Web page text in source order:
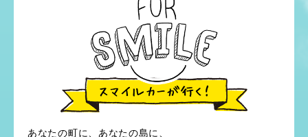
あなたの町に、あなたの島に、